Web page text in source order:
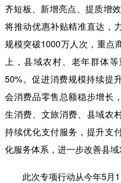
齐短板、新增亮点、提质增
将推动优惠补贴精准直达，
规模突破1000万人次，重点
上，县域农村、老年群体
50%。促进消费规模持续提
会消费品零售总额稳步增长
生消费、文旅消费、县域农
持续优化支付服务，提升支
化服务体系，进一步改善县域
此次专项行动从今年5月1